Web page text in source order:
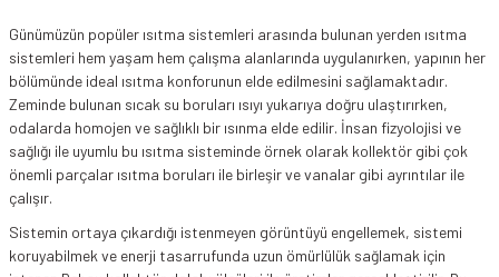
Günümüzün popüler ısıtma sistemleri arasında bulunan yerden ısıtma
sistemleri hem yaşam hem çalışma alanlarında uygulanırken, yapının her
bölümünde ideal ısıtma konforunun elde edilmesini sağlamaktadır.
Zeminde bulunan sıcak su boruları ısıyı yukarıya doğru ulaştırırken,
odalarda homojen ve sağlıklı bir ısınma elde edilir. İnsan fizyolojisi ve
sağlığı ile uyumlu bu ısıtma sisteminde örnek olarak kollektör gibi çok
önemli parçalar ısıtma boruları ile birleşir ve vanalar gibi ayrıntılar ile
çalışır.
Sistemin ortaya çıkardığı istenmeyen görüntüyü engellemek, sistemi
koruyabilmek ve enerji tasarrufunda uzun ömürlülük sağlamak için